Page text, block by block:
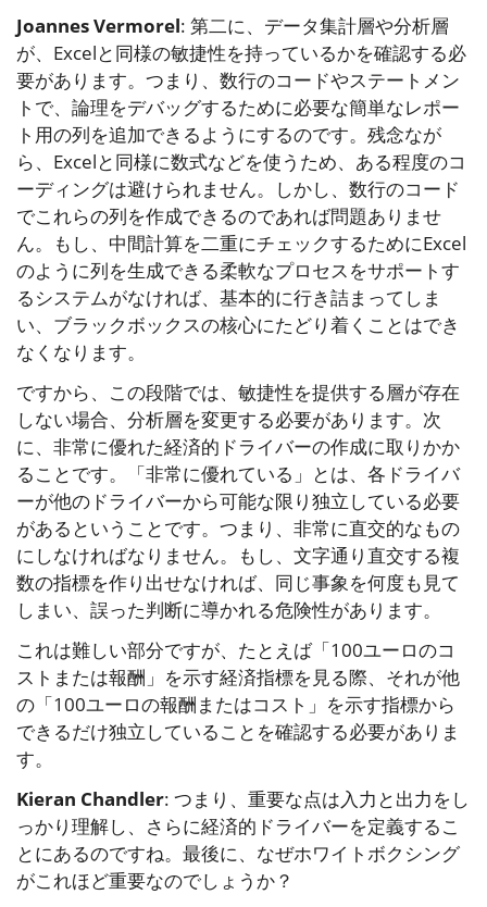
Joannes Vermorel: 第二に、データ集計層や分析層
が、Excelと同様の敏捷性を持っているかを確認する必
要があります。つまり、数行のコードやステートメン
トで、論理をデバッグするために必要な簡単なレポー
ト用の列を追加できるようにするのです。残念なが
ら、Excelと同様に数式などを使うため、ある程度のコ
ーディングは避けられません。しかし、数行のコード
でこれらの列を作成できるのであれば問題ありませ
ん。もし、中間計算を二重にチェックするためにExcel
のように列を生成できる柔軟なプロセスをサポートす
るシステムがなければ、基本的に行き詰まってしま
い、ブラックボックスの核心にたどり着くことはでき
なくなります。
ですから、この段階では、敏捷性を提供する層が存在
しない場合、分析層を変更する必要があります。次
に、非常に優れた経済的ドライバーの作成に取りかか
ることです。「非常に優れている」とは、各ドライバ
ーが他のドライバーから可能な限り独立している必要
があるということです。つまり、非常に直交的なもの
にしなければなりません。もし、文字通り直交する複
数の指標を作り出せなければ、同じ事象を何度も見て
しまい、誤った判断に導かれる危険性があります。
これは難しい部分ですが、たとえば「100ユーロのコ
ストまたは報酬」を示す経済指標を見る際、それが他
の「100ユーロの報酬またはコスト」を示す指標から
できるだけ独立していることを確認する必要がありま
す。
Kieran Chandler: つまり、重要な点は入力と出力をし
っかり理解し、さらに経済的ドライバーを定義するこ
とにあるのですね。最後に、なぜホワイトボクシング
がこれほど重要なのでしょうか？